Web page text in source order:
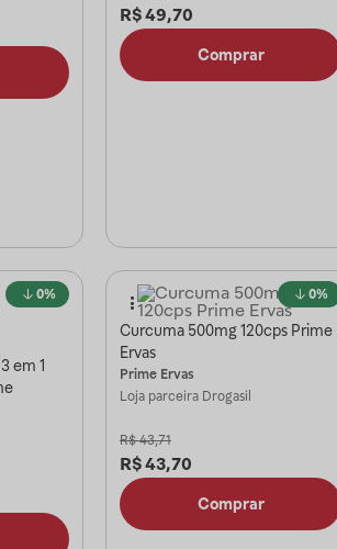
R$49,70
Comprar
0%
em 1
0%
Curcuma 500mg 120cps Prime
Ervas
Prime Ervas
Loja parceira Drogasil
R$ 43,71
R$43,70
Comprar